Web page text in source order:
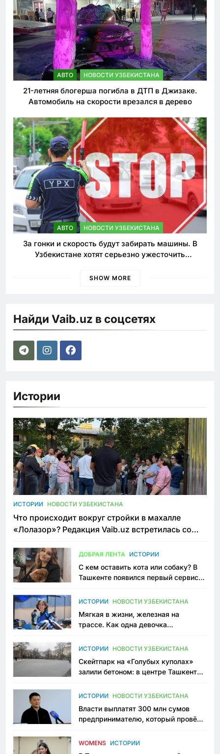
АВТО НОВОСТИ УЗБЕКИСТАНА
21-летняя блогерша погибла в ДТП в Джизаке.
Автомобиль на скорости врезался в дерево
АВТО НОВОСТИ УЗБЕКИСТАНА
За гонки и скорость будут забирать машины. В
Узбекистане хотят серьезно ужесточить
SHOW MORE
Найди Vaib.uz в соцсетях
Истории
ИСТОРИИ НОВОСТИ УЗБЕКИСТАНА
Что происходит вокруг стройки в махалле
«Лолазор»? Редакция Vaib.uz встретилась со
ДОБРАЯ ЛЕНТА ИСТОРИИ
С кем оставить кота или собаку? В
Ташкенте появился первый сервис
ИСТОРИИ НОВОСТИ УЗБЕКИСТАНА
Мягкая в жизни, железная на
трассе. Как одна девочка
Узбекистане
ИСТОРИИ НОВОСТИ УЗБЕКИСТАНА
Скейтпарк на «Голубых куполах»
залили бетоном: в центре Ташкента
пространство
ИСТОРИИ НОВОСТИ УЗБЕКИСТАНА
Власти выплатят 300 млн сумов
предпринимателю, который провёл
приговору
WOMENS ИСТОРИИ